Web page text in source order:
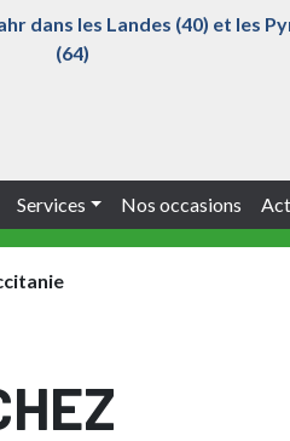
dans les Landes (40) et les
(64)
Services Nos occasions